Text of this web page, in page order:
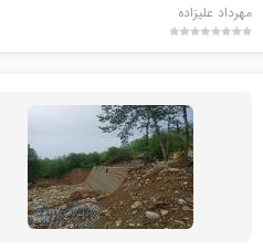
مهرداد علیزاده